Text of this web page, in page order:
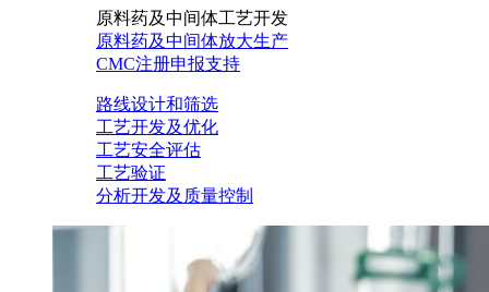
原料药及中间体工艺开发
原料药及中间体放大生产
CMC注册申报支持
路线设计和筛选
工艺开发及优化
工艺安全评估
工艺验证
分析开发及质量控制